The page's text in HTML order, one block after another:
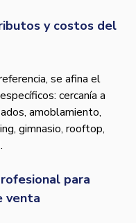
y costos del
se afina el
cercanía a
amoblamiento,
gimnasio, rooftop,
para
venta